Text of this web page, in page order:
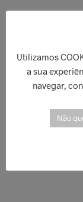
Utilizamos
a sua
navegar,
Não